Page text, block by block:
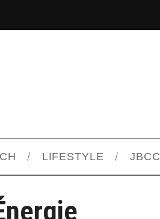
LIFESTYLE JBCC